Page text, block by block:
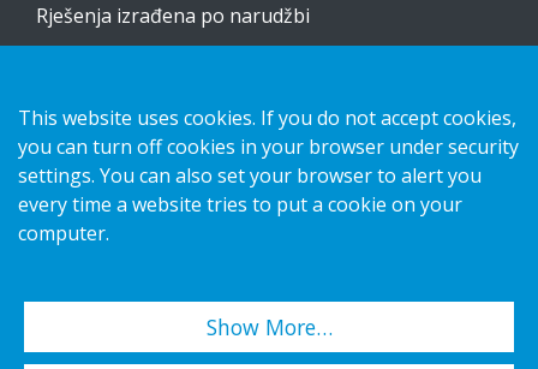
Rješenja izrađena po narudžbi
Obratite nam se
obavijest o privatnosti
Kolačići
This website uses cookies. If you do not accept cookies,
you can turn off cookies in your browser under security
settings. You can also set your browser to alert you
every time a website tries to put a cookie on your
computer.
Show More…